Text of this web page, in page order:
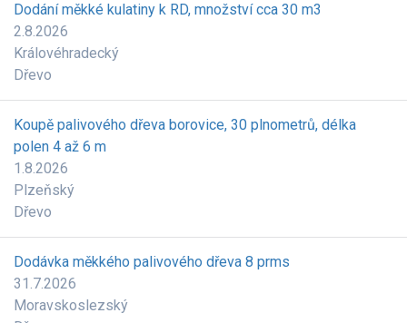
Dodání měkké kulatiny k RD, množství cca 30 m3
2.8.2026
Královéhradecký
Dřevo
Koupě palivového dřeva borovice, 30 plnometrů, délka
polen 4 až 6 m
1.8.2026
Plzeňský
Dřevo
Dodávka měkkého palivového dřeva 8 prms
31.7.2026
Moravskoslezský